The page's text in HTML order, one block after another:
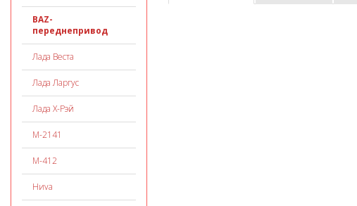
ВАZ-
переднепривод
Лада Веста
Лада Ларгус
Лада Х-Рэй
М-2141
М-412
Ниvа